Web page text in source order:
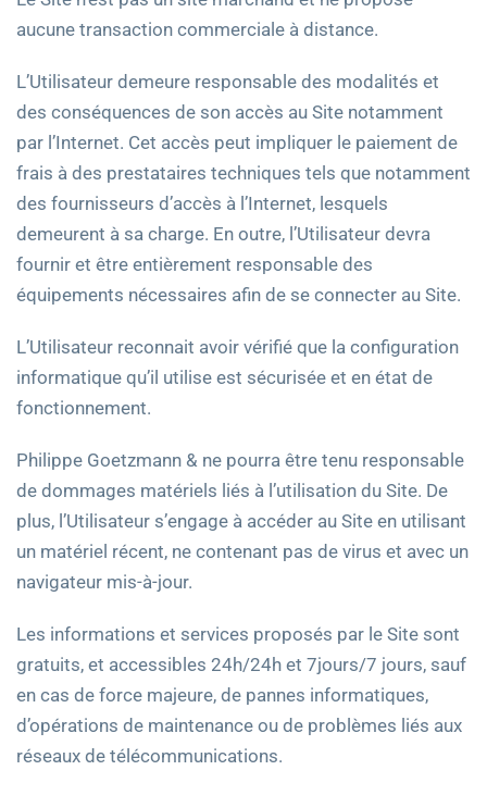
aucune transaction commerciale à distance.
L’Utilisateur demeure responsable des modalités et
des conséquences de son accès au Site notamment
par l’Internet. Cet accès peut impliquer le paiement de
frais à des prestataires techniques tels que notamment
des fournisseurs d’accès à l’Internet, lesquels
demeurent à sa charge. En outre, l’Utilisateur devra
fournir et être entièrement responsable des
équipements nécessaires afin de se connecter au Site.
L’Utilisateur reconnait avoir vérifié que la configuration
informatique qu’il utilise est sécurisée et en état de
fonctionnement.
Philippe Goetzmann & ne pourra être tenu responsable
de dommages matériels liés à l’utilisation du Site. De
plus, l’Utilisateur s’engage à accéder au Site en utilisant
un matériel récent, ne contenant pas de virus et avec un
navigateur mis-à-jour.
Les informations et services proposés par le Site sont
gratuits, et accessibles 24h/24h et 7jours/7 jours, sauf
en cas de force majeure, de pannes informatiques,
d’opérations de maintenance ou de problèmes liés aux
réseaux de télécommunications.